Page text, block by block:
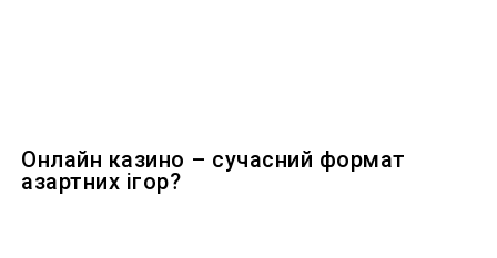
Онлайн казино – сучасний формат
азартних ігор?